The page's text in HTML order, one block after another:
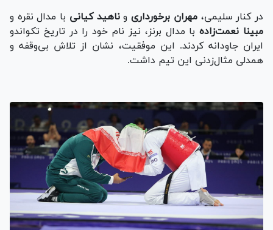
در کنار سلیمی،مهران برخورداری وناهید کیانی با مدال نقره و
مبینا نعمت‌زادهبا مدال برنز، نیز نام خود را در تاریخ تکواندو
ایران جاودانه کردند. این موفقیت، نشان از تلاش بی‌وقفه و
همدلی مثال‌زدنی این تیم داشت.